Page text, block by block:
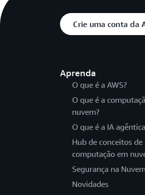
Crie uma conta da
Aprenda
O que é a AWS?
O que é a
nuvem?
O que é a IA
Hub de conceitos de
computação em
Segurança na
Novidades